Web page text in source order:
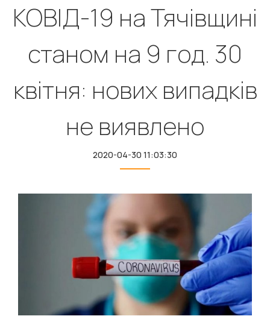
КОВІД-19 на Тячівщині
станом на 9 год. 30
квітня: нових випадків
не виявлено
2020-04-30 11:03:30